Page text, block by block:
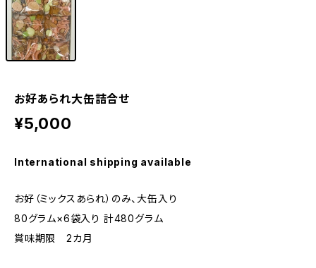
お好あられ大缶詰合せ
¥5,000
International shipping available
お好（ミックスあられ）のみ、大缶入り
80グラム×6袋入り 計480グラム
賞味期限 2カ月